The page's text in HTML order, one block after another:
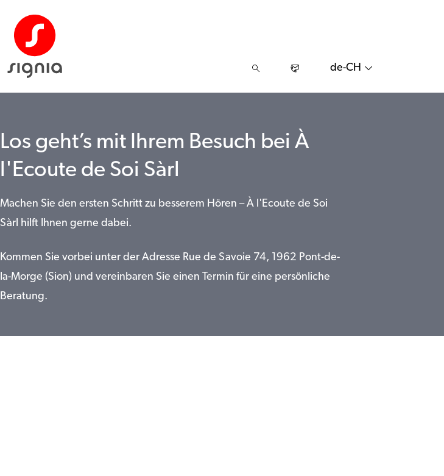
de-CH
Los geht’s mit Ihrem Besuch bei À
l'Ecoute de Soi Sàrl
Machen Sie den ersten Schritt zu besserem Hören – À l'Ecoute de Soi
Sàrl hilft Ihnen gerne dabei.
Kommen Sie vorbei unter der Adresse Rue de Savoie 74, 1962 Pont-de-
la-Morge (Sion) und vereinbaren Sie einen Termin für eine persönliche
Beratung.